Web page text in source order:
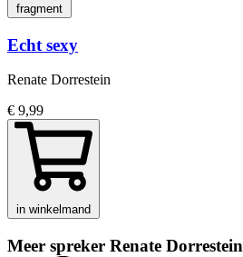
fragment
Echt sexy
Renate Dorrestein
€ 9,99
in winkelmand
Meer spreker Renate Dorrestein